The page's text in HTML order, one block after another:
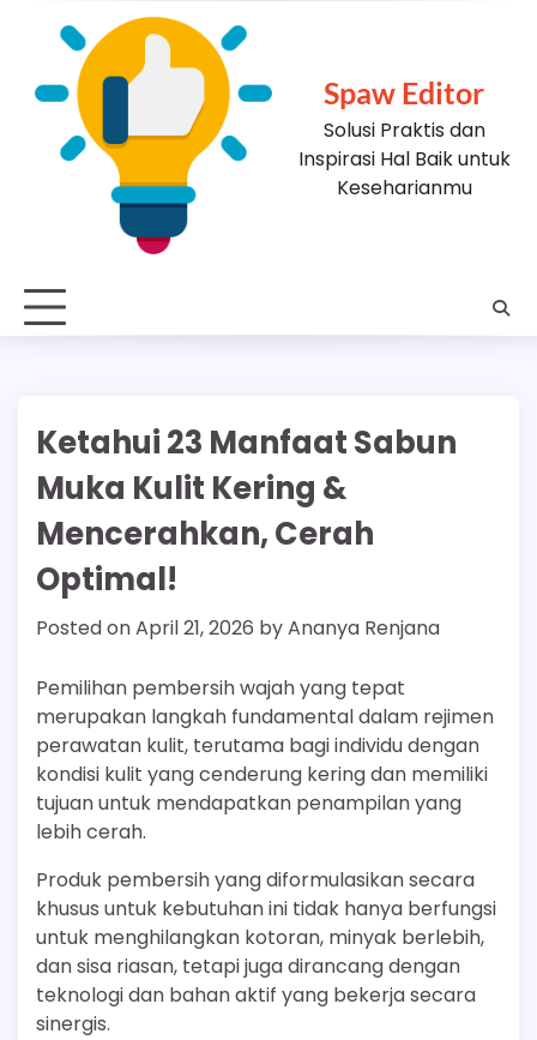
Spaw Editor
Solusi Praktis dan
Inspirasi Hal Baik untuk
Keseharianmu
Ketahui 23 Manfaat Sabun
Muka Kulit Kering &
Mencerahkan, Cerah
Optimal!
Posted onApril 21, 2026 byAnanya Renjana
Pemilihan pembersih wajah yang tepat
merupakan langkah fundamental dalam rejimen
perawatan kulit, terutama bagi individu dengan
kondisi kulit yang cenderung kering dan memiliki
tujuan untuk mendapatkan penampilan yang
lebih cerah.
Produk pembersih yang diformulasikan secara
khusus untuk kebutuhan ini tidak hanya berfungsi
untuk menghilangkan kotoran, minyak berlebih,
dan sisa riasan, tetapi juga dirancang dengan
teknologi dan bahan aktif yang bekerja secara
sinergis.